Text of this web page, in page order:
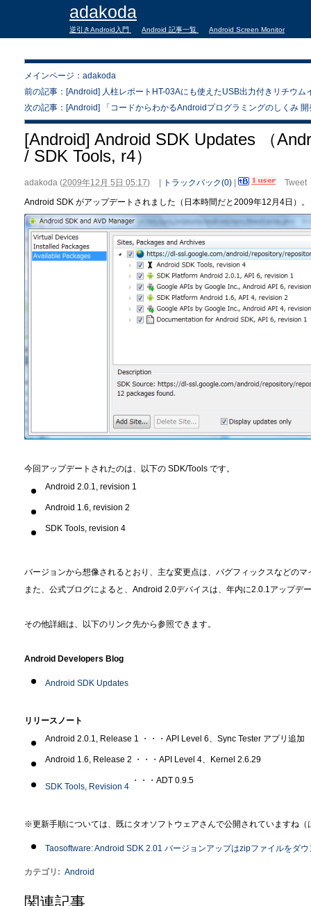
adakoda
逆引きAndroid入門 Android 記事一覧 Android Screen Monitor
メインページ：adakoda
前の記事：[Android] 人柱レポートHT-03Aにも使えたUSB出力付きリチウム
次の記事：[Android] 「コードからわかるAndroidプログラミングのしくみ
[Android] Android SDK Updates （
/ SDK Tools, r4）
adakoda (2009年12月 5日 05:17) トラックバック(0)
Tweet
Android SDK がアップデートされました（日本時間だと2009年12月4日）。
今回アップデートされたのは、以下の SDK/Tools です。
Android 2.0.1, revision 1
Android 1.6, revision 2
SDK Tools, revision 4
バージョンから想像されるとおり、主な変更点は、バグフィックスなどの
また、公式ブログによると、Android 2.0デバイスは、年内に2.0.1アップデ
その他詳細は、以下のリンク先から参照できます。
Android Developers Blog
Android SDK Updates
リリースノート
Android 2.0.1, Release 1 ・・・API Level 6、Sync Tester アプリ追加
Android 1.6, Release 2 ・・・API Level 4、Kernel 2.6.29
SDK Tools, Revision 4 ・・・ADT 0.9.5
※更新手順については、既にタオソフトウェアさんで公開されていますね（
Taosoftware: Android SDK 2.01 バージョンアップはzipファイルをダ
カテゴリ : Android
関連記事